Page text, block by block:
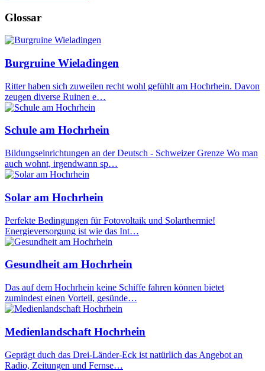
Glossar
Burgruine Wieladingen
Ritter haben sich zuweilen recht wohl gefühlt am Hochrhein. Davon
zeugen diverse Ruinen e…
Schule am Hochrhein
Bildungseinrichtungen an der Deutsch - Schweizer Grenze Wo man
auch wohnt, irgendwann sp…
Solar am Hochrhein
Perfekte Bedingungen für Fotovoltaik und Solarthermie!
Energieversorgung ist wie das Int…
Gesundheit am Hochrhein
Das auf dem Hochrhein keine Schiffe fahren können bietet
zumindest einen Vorteil, gesünde…
Medienlandschaft Hochrhein
Geprägt duch das Drei-Länder-Eck ist natürlich das Angebot an
Radio, Zeitungen und Fernse…